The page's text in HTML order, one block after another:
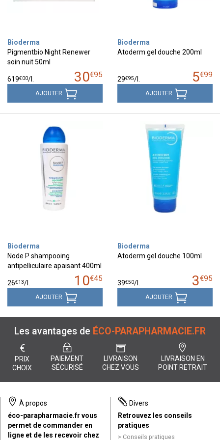
Bioderma
Pigmentbio Night Renewer
soin nuit 50ml
30€95
619€00/
AJOUTER
Bioderma
Atoderm gel douche 200ml
5€99
29€95/
AJOUTER
Bioderma
Node P shampooing
antipelliculaire apaisant 400ml
10€45
26€13/
AJOUTER
Bioderma
Atoderm gel douche 100ml
3€95
39€50/
AJOUTER
Les avantages de ÉCO-PARAPHARMACIE.FR
€
PRIX
CHOIX
PAIEMENT
SÉCURISÉ
LIVRAISON
CHEZ VOUS
LIVRAISON EN
POINT RETRAIT
À propos
éco-parapharmacie.fr vous
permet de commander en
ligne et de les recevoir chez
Divers
Retrouvez les conseils
pratiques
Conseils pratiques